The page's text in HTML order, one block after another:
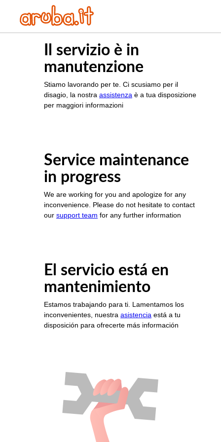
Il servizio è in
manutenzione
Stiamo lavorando per te. Ci scusiamo per il
disagio, la nostra assistenza è a tua disposizione
per maggiori informazioni
Service maintenance
in progress
We are working for you and apologize for any
inconvenience. Please do not hesitate to contact
our support team for any further information
El servicio está en
mantenimiento
Estamos trabajando para ti. Lamentamos los
inconvenientes, nuestra asistencia está a tu
disposición para ofrecerte más información